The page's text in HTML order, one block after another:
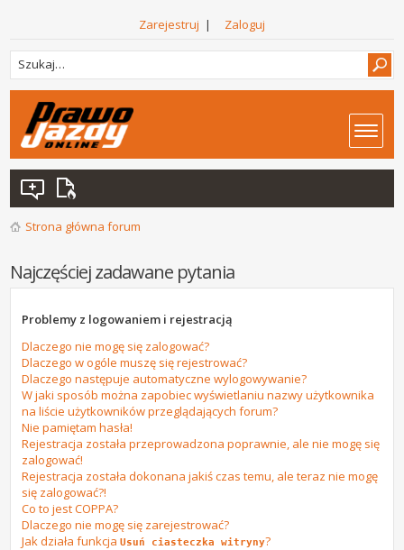
Zarejestruj | Zaloguj
Strona główna forum
Najczęściej zadawane pytania
Problemy z logowaniem i rejestracją
Dlaczego nie mogę się zalogować?
Dlaczego w ogóle muszę się rejestrować?
Dlaczego następuje automatyczne wylogowywanie?
W jaki sposób można zapobiec wyświetlaniu nazwy użytkownika
na liście użytkowników przeglądających forum?
Nie pamiętam hasła!
Rejestracja została przeprowadzona poprawnie, ale nie mogę się
zalogować!
Rejestracja została dokonana jakiś czas temu, ale teraz nie mogę
się zalogować?!
Co to jest COPPA?
Dlaczego nie mogę się zarejestrować?
Jak działa funkcjaUsuń ciasteczka witryny?